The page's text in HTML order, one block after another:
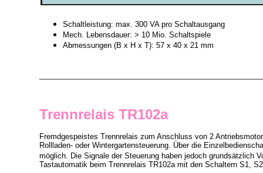
Schaltleistung: max. 300 VA pro Schaltausgang
Mech. Lebensdauer: > 10 Mio. Schaltspiele
Abmessungen (B x H x T): 57 x 40 x 21 mm
Trennrelais TR102a
Fremdgespeistes Trennrelais zum Anschluss von 2
Rollladen- oder Wintergartensteuerung. Über die
möglich. Die Signale der Steuerung haben jedoch grundsätzlich
Tastautomatik beim Trennrelais TR102a mit den Schaltern S1,